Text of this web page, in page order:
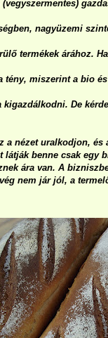
nagyüzemi
termékek árához.
tény, miszerint a bio
De
a nézet uralkodjon,
benne csak egy
ára van. A
nem jár jól, a